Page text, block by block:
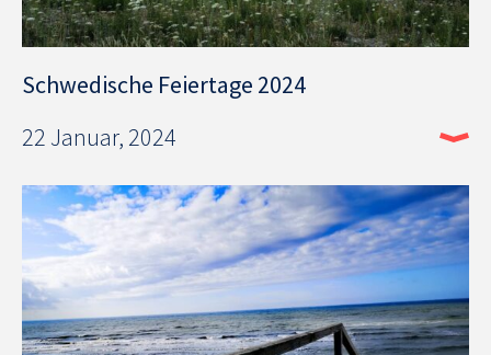
Schwedische Feiertage 2024
22 Januar, 2024